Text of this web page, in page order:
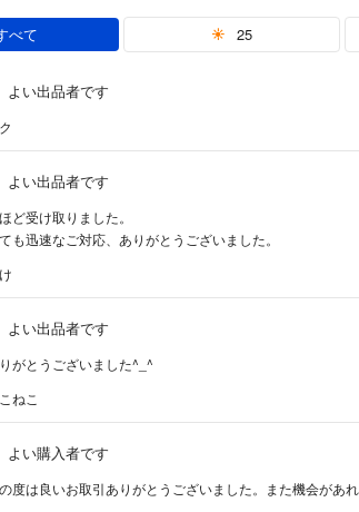
べて 25
よい出品者です
よい出品者です
ど受け取りました。
も迅速なご対応、ありがとうございました。
よい出品者です
がとうございました^_^
ねこ
よい購入者です
度は良いお取引ありがとうございました。また機会があ